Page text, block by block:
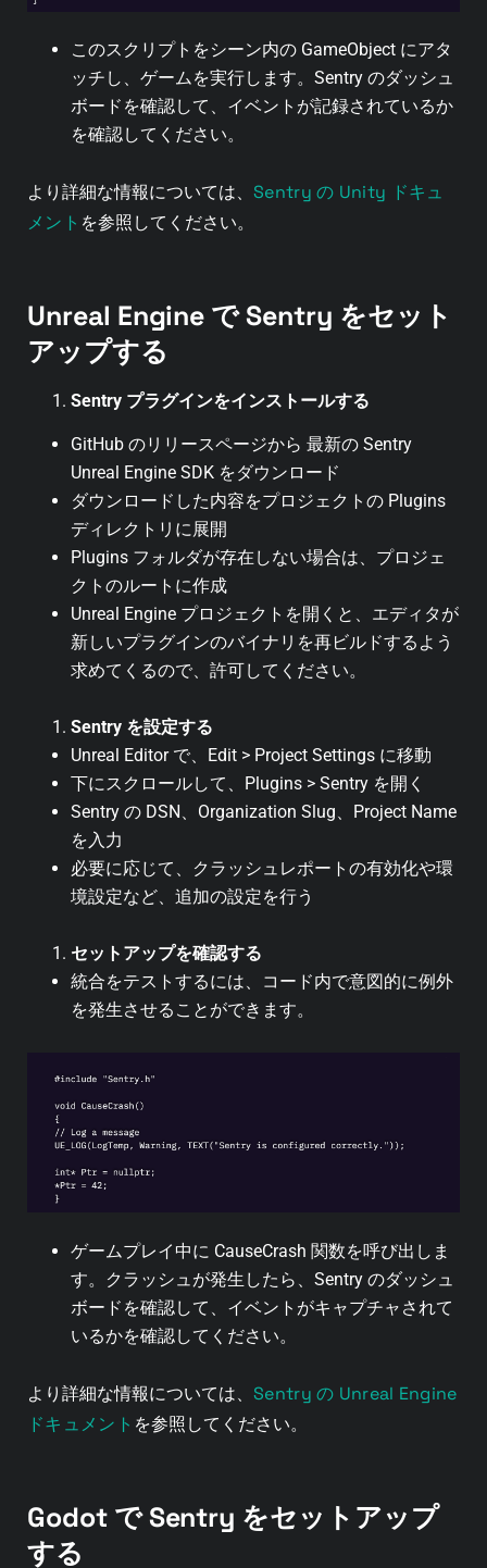
このスクリプトをシーン内の GameObject にアタ
ッチし、ゲームを実行します。Sentry のダッシュ
ボードを確認して、イベントが記録されているか
を確認してください。
より詳細な情報については、 Sentry の Unity ドキュ
メント を参照してください。
Unreal Engine で Sentry をセット
アップする
Sentry プラグインをインストールする
GitHub のリリースページから 最新の Sentry
Unreal Engine SDK をダウンロード
ダウンロードした内容をプロジェクトの Plugins
ディレクトリに展開
Plugins フォルダが存在しない場合は、プロジェ
クトのルートに作成
Unreal Engine プロジェクトを開くと、エディタが
新しいプラグインのバイナリを再ビルドするよう
求めてくるので、許可してください。
Sentry を設定する
Unreal Editor で、Edit > Project Settings に移動
下にスクロールして、Plugins > Sentry を開く
Sentry の DSN、Organization Slug、Project Name
を入力
必要に応じて、クラッシュレポートの有効化や環
境設定など、追加の設定を行う
セットアップを確認する
統合をテストするには、コード内で意図的に例外
を発生させることができます。
ゲームプレイ中に CauseCrash 関数を呼び出しま
す。クラッシュが発生したら、Sentry のダッシュ
ボードを確認して、イベントがキャプチャされて
いるかを確認してください。
より詳細な情報については、 Sentry の Unreal Engine
ドキュメント を参照してください。
Godot で Sentry をセットアップ
する